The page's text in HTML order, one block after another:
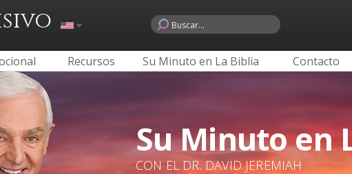
Recursos Su Minuto en La Biblia Contacto
Su Minuto en
CON EL DR. DAVID JEREMIAH